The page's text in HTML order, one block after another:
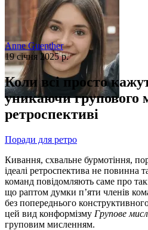
Anne Guenther
19 січня 2025 р.
Коли всі просто
уникаючи групового
ретроспективі
Поради для ретро
Кивання, схвальне бурмотіння,
ідеалі ретроспектива не повинна
команд повідомляють саме про
що раптом думки п’яти членів
без попереднього
цей вид конформізму Групове
груповим мисленням.